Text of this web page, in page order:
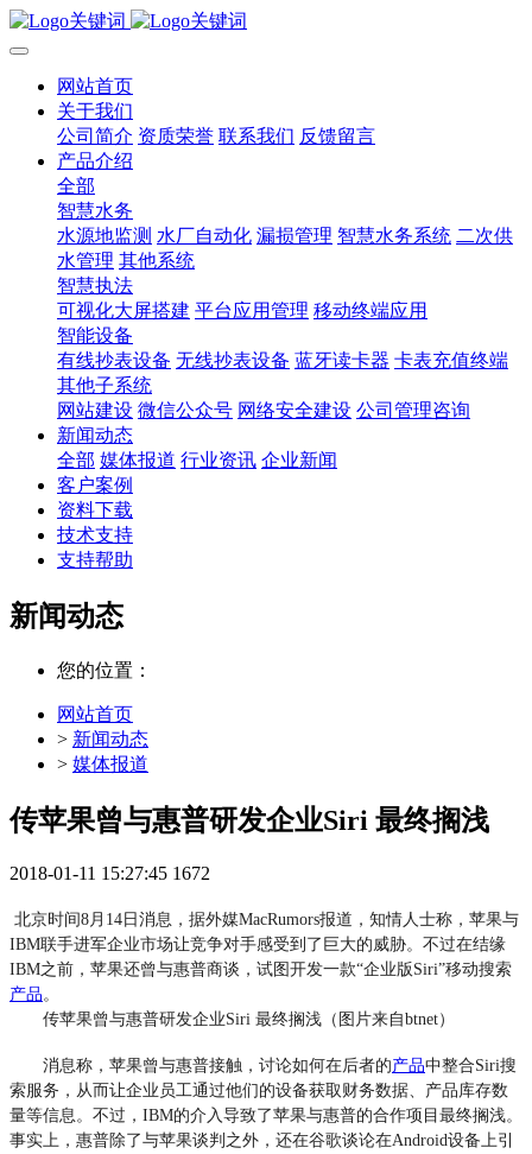
网站首页
关于我们
公司简介 资质荣誉 联系我们 反馈留言
产品介绍
全部
智慧水务
水源地监测 水厂自动化 漏损管理 智慧水务系统 二次供
水管理 其他系统
智慧执法
可视化大屏搭建 平台应用管理 移动终端应用
智能设备
有线抄表设备 无线抄表设备 蓝牙读卡器 卡表充值终端
其他子系统
网站建设 微信公众号 网络安全建设 公司管理咨询
新闻动态
全部 媒体报道 行业资讯 企业新闻
客户案例
资料下载
技术支持
支持帮助
新闻动态
您的位置：
网站首页
> 新闻动态
> 媒体报道
传苹果曾与惠普研发企业Siri 最终搁浅
2018-01-11 15:27:45 1672
北京时间8月14日消息，据外媒MacRumors报道，知情人士称，苹果与
IBM联手进军企业市场让竞争对手感受到了巨大的威胁。不过在结缘
IBM之前，苹果还曾与惠普商谈，试图开发一款“企业版Siri”移动搜索
产品 。
传苹果曾与惠普研发企业Siri 最终搁浅（图片来自btnet）
消息称，苹果曾与惠普接触，讨论如何在后者的产品中整合Siri搜
索服务，从而让企业员工通过他们的设备获取财务数据、产品库存数
量等信息。不过，IBM的介入导致了苹果与惠普的合作项目最终搁浅。
事实上，惠普除了与苹果谈判之外，还在谷歌谈论在Android设备上引